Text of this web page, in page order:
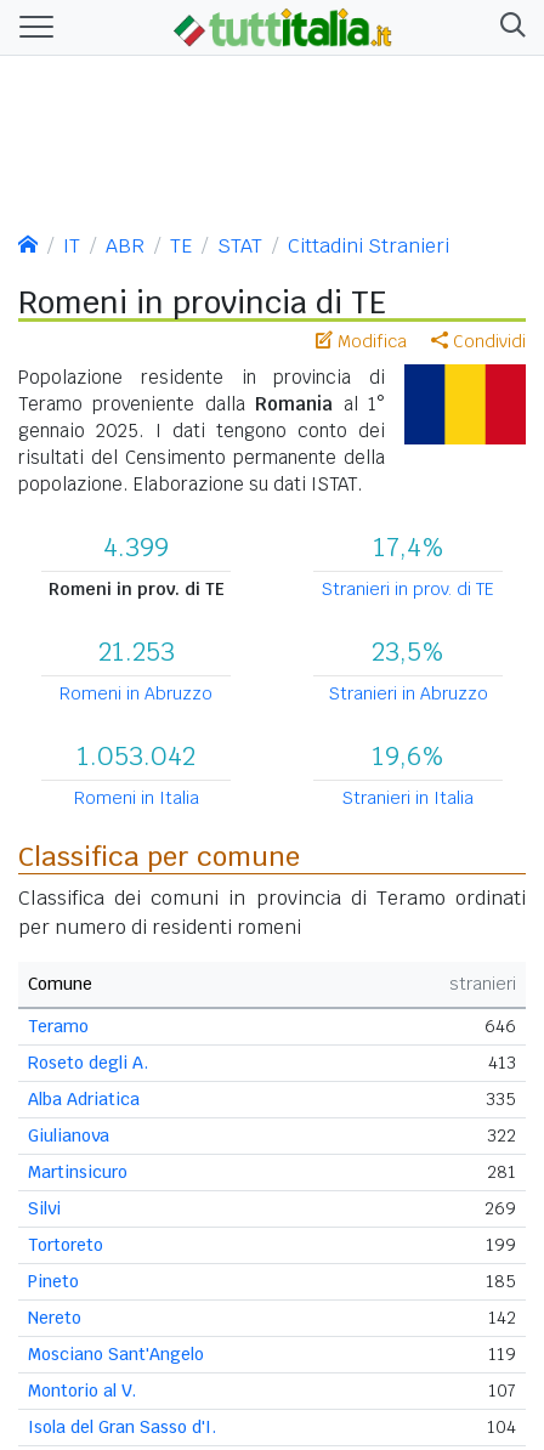
IT ABR TE STAT Cittadini Stranieri
Romeni in provincia di TE
Modifica Condividi
Popolazione residente in provincia di
Teramo proveniente dalla Romania al 1°
gennaio 2025. I dati tengono conto dei
risultati del Censimento permanente della
popolazione. Elaborazione su dati ISTAT.
4.399
Romeni in prov. di TE
17,4%
Stranieri in prov. di TE
21.253
Romeni in Abruzzo
23,5%
Stranieri in Abruzzo
1.053.042
Romeni in Italia
19,6%
Stranieri in Italia
Classifica per comune
Classifica dei comuni in provincia di Teramo ordinati
per numero di residenti romeni
Comune
stranieri
Teramo
646
Roseto degli A.
413
Alba Adriatica
335
Giulianova
322
Martinsicuro
281
Silvi
269
Tortoreto
199
Pineto
185
Nereto
142
Mosciano Sant'Angelo
119
Montorio al V.
107
Isola del Gran Sasso d'I.
104